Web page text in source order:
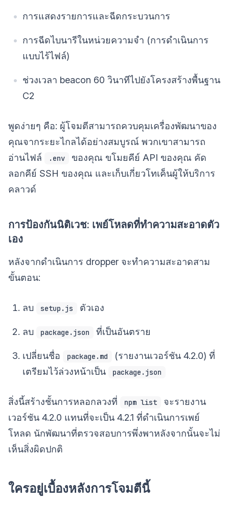
การแสดงรายการและฉีดกระบวนการ
การฉีดไบนารีในหน่วยความจำ (การดำเนินการ
แบบไร้ไฟล์)
ช่วงเวลา beacon 60 วินาทีไปยังโครงสร้างพื้นฐาน
C2
พูดง่ายๆ คือ: ผู้โจมตีสามารถควบคุมเครื่องพัฒนาของ
คุณจากระยะไกลได้อย่างสมบูรณ์ พวกเขาสามารถ
อ่านไฟล์
.env
ของคุณ ขโมยคีย์ API ของคุณ คัด
ลอกคีย์ SSH ของคุณ และเก็บเกี่ยวโทเค็นผู้ให้บริการ
คลาวด์
การป้องกันนิติเวช: เพย์โหลดที่ทำความสะอาดตัว
เอง
หลังจากดำเนินการ dropper จะทำความสะอาดสาม
ขั้นตอน:
ลบ setup.js ตัวเอง
ลบ package.json ที่เป็นอันตราย
เปลี่ยนชื่อ package.md
(รายงานเวอร์ชัน 4.2.0) ที่
เตรียมไว้ล่วงหน้าเป็น
package.json
สิ่งนี้สร้างชั้นการหลอกลวงที่ npm list
จะรายงาน
เวอร์ชัน 4.2.0 แทนที่จะเป็น 4.2.1 ที่ดำเนินการเพย์
โหลด นักพัฒนาที่ตรวจสอบการพึ่งพาหลังจากนั้นจะไม่
เห็นสิ่งผิดปกติ
ใครอยู่เบื้องหลังการโจมตีนี้